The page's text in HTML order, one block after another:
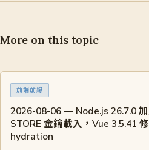
More on this topic
前端前線
2026-08-06 — Node.js 26.7.0
STORE 金鑰載入，Vue 3.5.41
hydration